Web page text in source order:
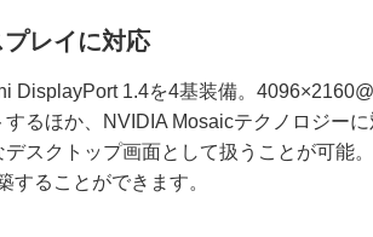
レイに対応
DisplayPort 1.4を4基装備。
るほか、NVIDIA Mosaicテクノロジー
スクトップ画面として扱うことが可能
することができます。